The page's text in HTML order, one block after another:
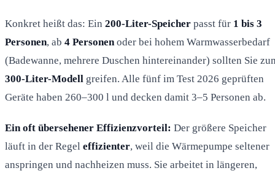
Konkret heißt das: Ein 200-Liter-Speicher passt für 1 bis 3
Personen, ab 4 Personen oder bei hohem Warmwasserbedarf
(Badewanne, mehrere Duschen hintereinander) sollten Sie
300-Liter-Modell greifen. Alle fünf im Test 2026 geprüften
Geräte haben 260–300 l und decken damit 3–5 Personen ab.
Ein oft übersehener Effizienzvorteil: Der größere Speicher
läuft in der Regel effizienter, weil die Wärmepumpe seltener
anspringen und nachheizen muss. Sie arbeitet in längeren,